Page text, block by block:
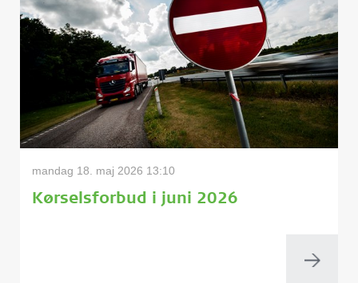
mandag 18. maj 2026 13:10
Kørselsforbud i juni 2026